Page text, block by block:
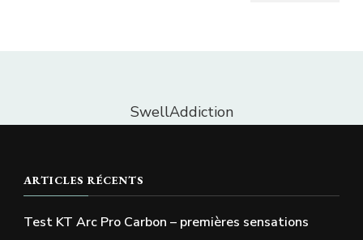
SwellAddiction
ARTICLES RÉCENTS
Test KT Arc Pro Carbon – premières sensations